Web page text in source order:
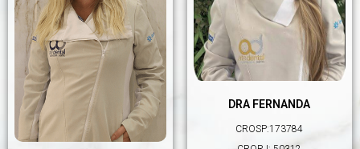
DRA FERNANDA
CROSP:173784